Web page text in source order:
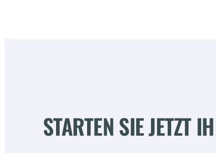
STARTEN SIE JETZT